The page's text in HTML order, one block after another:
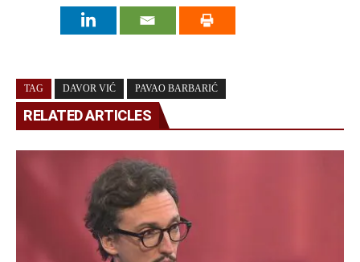
TAG DAVOR VIĆ PAVAO BARBARIĆ
RELATED ARTICLES